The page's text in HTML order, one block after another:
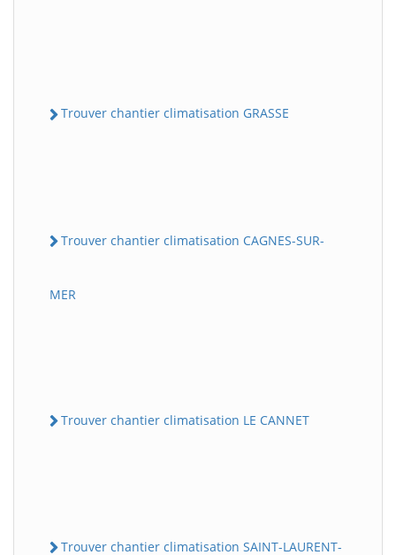
Trouver chantier climatisation GRASSE
Trouver chantier climatisation CAGNES-SUR-
MER
Trouver chantier climatisation LE CANNET
Trouver chantier climatisation SAINT-LAURENT-